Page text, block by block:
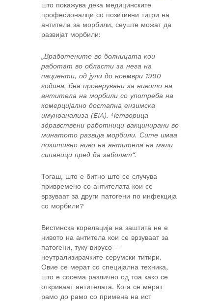
што покажува дека медицинските
професионалци со позитивни титри на
антитела за морбили, сеуште можат да
развијат морбили:
„Вработените во болницата кои
работат во области за нега на
пациенти, од јули до ноември 1990
година, беа проверувани за нивото на
антитела на морбили со употреба на
комерцијално достапна ензимска
имуноанализа (EIA). Четворица
здравствени работници вакцинирани во
минатото развија морбили. Сите имаа
позитивно ниво на антитела на мали
сипаници пред да заболат“.
Тогаш, што е битно што се случува
привремено со антителата кои се
врзуваат за други патогени по инфекција
со морбили?
Вистинска корелација на заштита не е
нивото на антитела кои се врзуваат за
патогени, туку вирусо –
неутрализирачките серумски титири.
Овие се мерат со специјална техника,
што е сосема различно од тоа како се
откриваат антителата. Кога се мерат
рамо до рамо со примена на ист